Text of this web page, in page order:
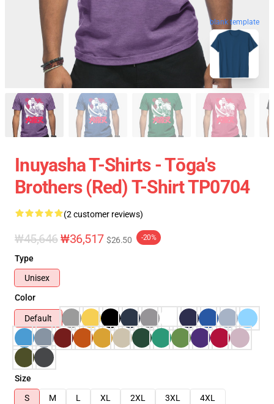
blank template
Inuyasha T-Shirts - Tōga's
Brothers (red) T-Shirt TP0704
(2 customer reviews)
₩45,646₩36,517 $26.50 -20%
Type
Unisex
Color
Default
Size
S
M L XL 2XL 3XL
4XL